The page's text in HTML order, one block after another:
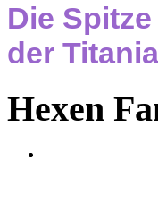
Die Spitze
der Titania
Hexen